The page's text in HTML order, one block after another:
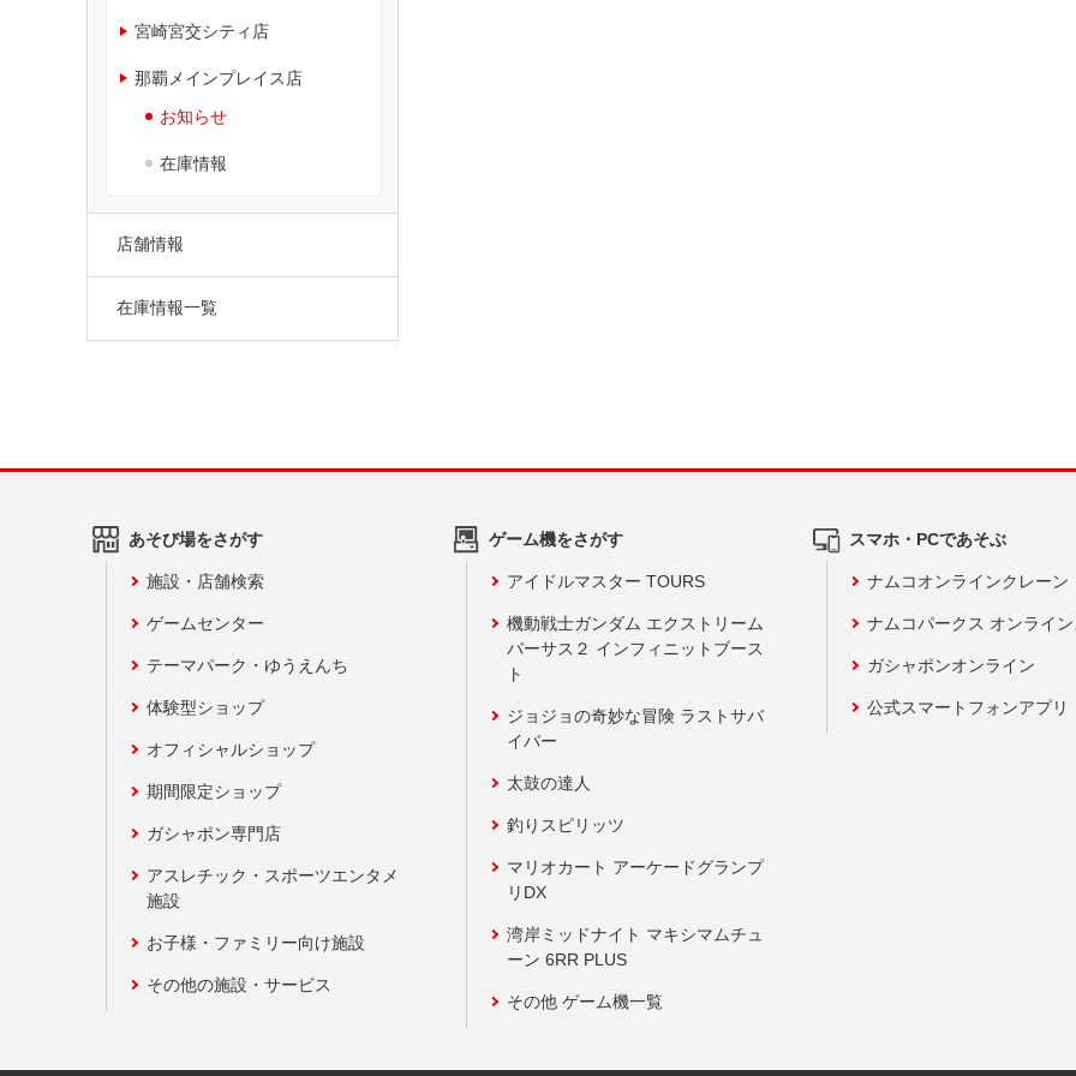
宮崎宮交シティ店
那覇メインプレイス店
お知らせ
在庫情報
店舗情報
在庫情報一覧
あそび場をさがす
施設・店舗検索
ゲームセンター
テーマパーク・ゆうえんち
体験型ショップ
オフィシャルショップ
期間限定ショップ
ガシャポン専門店
アスレチック・スポーツエンタメ
施設
お子様・ファミリー向け施設
その他の施設・サービス
ゲーム機をさがす
アイドルマスター TOURS
機動戦士ガンダム エクストリーム
バーサス２ インフィニットブース
ト
ジョジョの奇妙な冒険 ラストサバ
イバー
太鼓の達人
釣りスピリッツ
マリオカート アーケードグランプ
リDX
湾岸ミッドナイト マキシマムチュ
ーン 6RR PLUS
その他 ゲーム機一覧
スマホ・PCであそぶ
ナムコオンラインクレーン
ナムコパークス オンライ
ガシャポンオンライン
公式スマートフォンアプリ